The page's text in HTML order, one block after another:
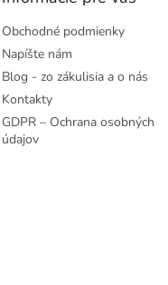
Obchodné podmienky
Napíšte nám
Blog - zo zákulisia a o nás
Kontakty
GDPR – Ochrana osobných
údajov